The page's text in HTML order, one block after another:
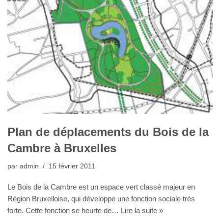
Plan de déplacements du Bois de la
Cambre à Bruxelles
par admin 15 février 2011
Le Bois de la Cambre est un espace vert classé majeur en
Région Bruxelloise, qui développe une fonction sociale très
forte. Cette fonction se heurte de… Lire la suite »